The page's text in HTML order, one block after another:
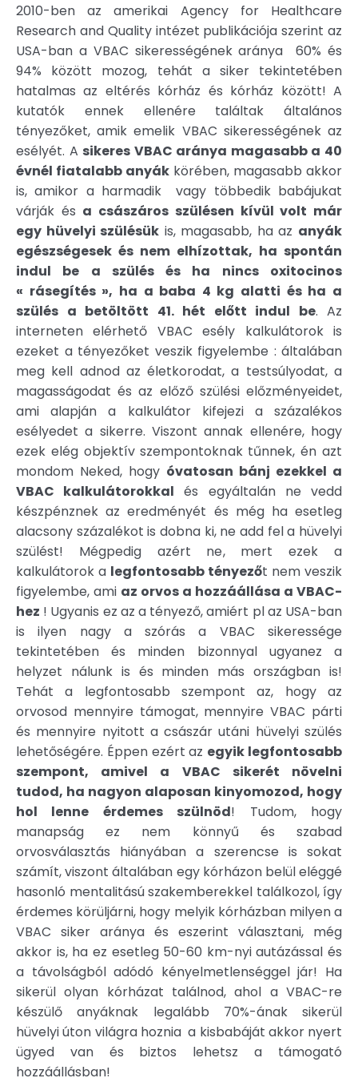
2010-ben az amerikai Agency for Healthcare
Research and Quality intézet publikációja szerint az
USA-ban a VBAC sikerességének aránya 60% és
94% között mozog, tehát a siker tekintetében
hatalmas az eltérés kórház és kórház között! A
kutatók ennek ellenére találtak általános
tényezőket, amik emelik VBAC sikerességének az
esélyét. A sikeres VBAC aránya magasabb a 40
évnél fiatalabb anyák körében, magasabb akkor
is, amikor a harmadik vagy többedik babájukat
várják és a császáros szülésen kívül volt már
egy hüvelyi szülésük is, magasabb, ha az anyák
egészségesek és nem elhízottak, ha spontán
indul be a szülés és ha nincs oxitocinos
« rásegítés », ha a baba 4 kg alatti és ha a
szülés a betöltött 41. hét előtt indul be. Az
interneten elérhető VBAC esély kalkulátorok is
ezeket a tényezőket veszik figyelembe : általában
meg kell adnod az életkorodat, a testsúlyodat, a
magasságodat és az előző szülési előzményeidet,
ami alapján a kalkulátor kifejezi a százalékos
esélyedet a sikerre. Viszont annak ellenére, hogy
ezek elég objektív szempontoknak tűnnek, én azt
mondom Neked, hogy óvatosan bánj ezekkel a
VBAC kalkulátorokkal és egyáltalán ne vedd
készpénznek az eredményét és még ha esetleg
alacsony százalékot is dobna ki, ne add fel a hüvelyi
szülést! Mégpedig azért ne, mert ezek a
kalkulátorok a legfontosabb tényezőt nem veszik
figyelembe, ami az orvos a hozzáállása a VBAC-
hez ! Ugyanis ez az a tényező, amiért pl az USA-ban
is ilyen nagy a szórás a VBAC sikeressége
tekintetében és minden bizonnyal ugyanez a
helyzet nálunk is és minden más országban is!
Tehát a legfontosabb szempont az, hogy az
orvosod mennyire támogat, mennyire VBAC párti
és mennyire nyitott a császár utáni hüvelyi szülés
lehetőségére. Éppen ezért az egyik legfontosabb
szempont, amivel a VBAC sikerét növelni
tudod, ha nagyon alaposan kinyomozod, hogy
hol lenne érdemes szülnöd! Tudom, hogy
manapság ez nem könnyű és szabad
orvosválasztás hiányában a szerencse is sokat
számít, viszont általában egy kórházon belül eléggé
hasonló mentalitású szakemberekkel találkozol, így
érdemes körüljárni, hogy melyik kórházban milyen a
VBAC siker aránya és eszerint választani, még
akkor is, ha ez esetleg 50-60 km-nyi autázással és
a távolságból adódó kényelmetlenséggel jár! Ha
sikerül olyan kórházat találnod, ahol a VBAC-re
készülő anyáknak legalább 70%-ának sikerül
hüvelyi úton világra hoznia a kisbabáját akkor nyert
ügyed van és biztos lehetsz a támogató
hozzáállásban!